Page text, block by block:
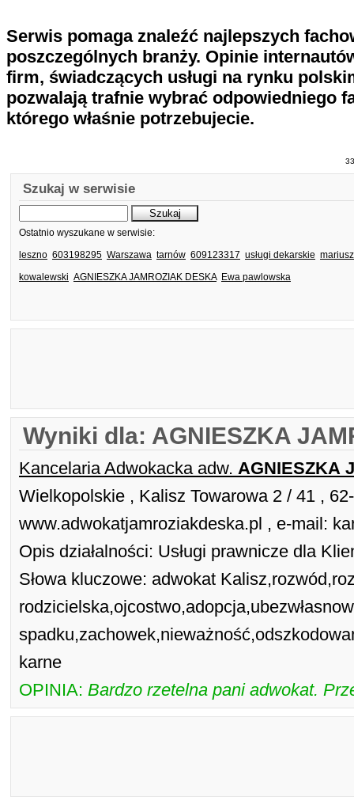
Serwis pomaga znaleźć najlepszych
poszczególnych branży. Opinie
firm, świadczących usługi na rynku
pozwalają trafnie wybrać odpowiedniego
którego właśnie potrzebujecie.
Szukaj w serwisie
Ostatnio wyszukane w serwisie:
leszno 603198295 Warszawa tarnów 609123317 usługi dekarskie
kowalewski AGNIESZKA JAMROZIAK DESKA Ewa pawlowska
Wyniki dla: AGNIESZKA
Kancelaria Adwokacka adw. AGNIESZKA
Wielkopolskie , Kalisz Towarowa 2 / 41 ,
www.adwokatjamroziakdeska.pl , e-mail:
Opis działalności: Usługi prawnicze dla
Słowa kluczowe: adwokat
karne
OPINIA: Bardzo rzetelna pani adwokat.